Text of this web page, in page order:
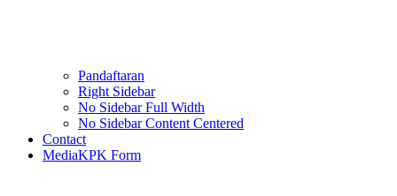
Pandaftaran
Right Sidebar
No Sidebar Full Width
No Sidebar Content Centered
Contact
MediaKPK Form